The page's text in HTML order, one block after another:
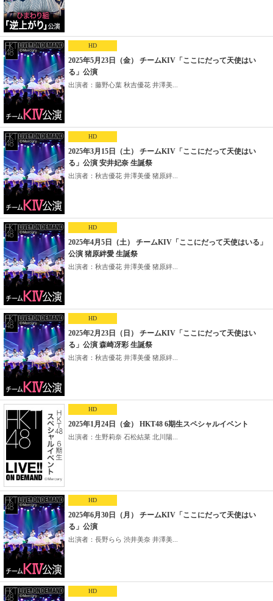
HD
2025年5月23日（金） チームKIV「ここにだって天使はい
る」公演
出演者：藤野心葉 秋吉優花 井澤美...
HD
2025年3月15日（土） チームKIV「ここにだって天使はい
る」公演 安井妃奈 生誕祭
出演者：秋吉優花 井澤美優 猪原絆...
HD
2025年4月5日（土） チームKIV「ここにだって天使はいる」
公演 猪原絆愛 生誕祭
出演者：秋吉優花 井澤美優 猪原絆...
HD
2025年2月23日（日） チームKIV「ここにだって天使はい
る」公演 森崎冴彩 生誕祭
出演者：秋吉優花 井澤美優 猪原絆...
HD
2025年1月24日（金） HKT48 6期生スペシャルイベント
出演者：生野莉奈 石松結菜 北川陽...
HD
2025年6月30日（月） チームKIV「ここにだって天使はい
る」公演
出演者：長野らら 渋井美奈 井澤美...
HD